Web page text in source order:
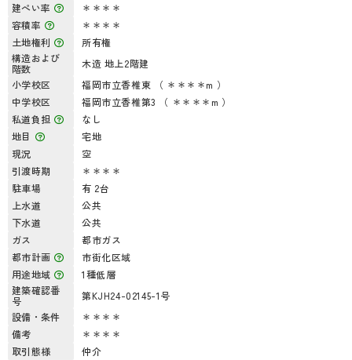
建ぺい率
＊＊＊＊
容積率
＊＊＊＊
土地権利
所有権
構造および
階数
木造 地上2階建
小学校区
福岡市立香椎東 （ ＊＊＊＊m ）
中学校区
福岡市立香椎第3 （ ＊＊＊＊m ）
私道負担
なし
地目
宅地
現況
空
引渡時期
＊＊＊＊
駐車場
有 2台
上水道
公共
下水道
公共
ガス
都市ガス
都市計画
市街化区域
用途地域
1種低層
建築確認番
号
第KJH24-02145-1号
設備・条件
＊＊＊＊
備考
＊＊＊＊
取引態様
仲介